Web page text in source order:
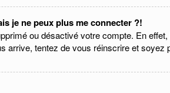
je ne peux plus me connecter ?!
ou désactivé votre compte. En
arrive, tentez de vous réinscrire et soyez